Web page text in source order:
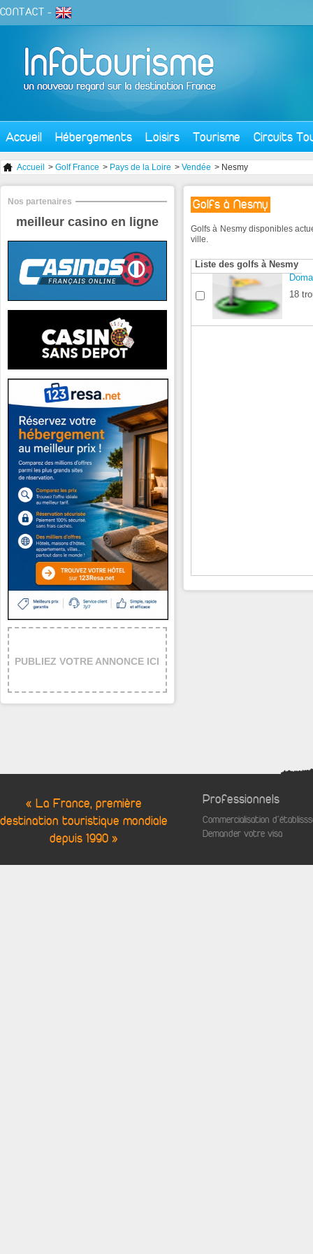
CONTACT -
Accueil Hébergements Loisirs Tourisme Circuits
Accueil > Golf France > Pays de la Loire > Vendée > Nesmy
Golfs à Nesmy
Golfs à Nesmy disponibles
ville.
Liste des golfs à Nesmy
18
Nos partenaires
meilleur casino en ligne
PUBLIEZ VOTRE ANNONCE ICI
« La France, première
destination touristique mondiale
depuis 1990 »
Professionnels
Commercialisation
Demander votre visa